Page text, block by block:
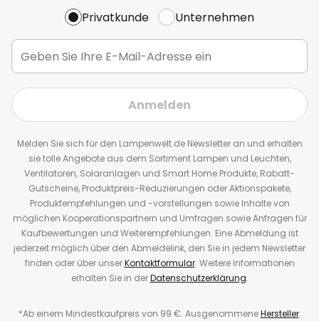
Privatkunde Unternehmen
Anmelden
Melden Sie sich für den Lampenwelt.de Newsletter an und erhalten
sie tolle Angebote aus dem Sortiment Lampen und Leuchten,
Ventilatoren, Solaranlagen und Smart Home Produkte, Rabatt-
Gutscheine, Produktpreis-Reduzierungen oder Aktionspakete,
Produktempfehlungen und -vorstellungen sowie Inhalte von
möglichen Kooperationspartnern und Umfragen sowie Anfragen für
Kaufbewertungen und Weiterempfehlungen. Eine Abmeldung ist
jederzeit möglich über den Abmeldelink, den Sie in jedem Newsletter
finden oder über unserKontaktformular. Weitere Informationen
erhalten Sie in derDatenschutzerklärung.
*Ab einem Mindestkaufpreis von 99 €. AusgenommeneHersteller.